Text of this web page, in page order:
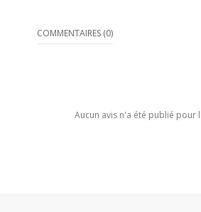
COMMENTAIRES (0)
Aucun avis n'a été publié pour